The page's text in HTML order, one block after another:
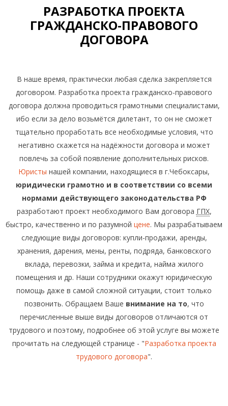
РАЗРАБОТКА ПРОЕКТА
ГРАЖДАНСКО-ПРАВОВОГО
ДОГОВОРА
В наше время, практически любая сделка закрепляется
договором. Разработка проекта гражданско-правового
договора должна проводиться грамотными специалистами,
ибо если за дело возьмётся дилетант, то он не сможет
тщательно проработать все необходимые условия, что
негативно скажется на надёжности договора и может
повлечь за собой появление дополнительных рисков.
Юристы нашей компании, находящиеся в г.Чебоксары,
юридически грамотно и в соответствии со всеми
нормами действующего законодательства РФ
разработают проект необходимого Вам договора ГПХ,
быстро, качественно и по разумной цене. Мы разрабатываем
следующие виды договоров: купли-продажи, аренды,
хранения, дарения, мены, ренты, подряда, банковского
вклада, перевозки, займа и кредита, найма жилого
помещения и др. Наши сотрудники окажут юридическую
помощь даже в самой сложной ситуации, стоит только
позвонить. Обращаем Ваше внимание на то, что
перечисленные выше виды договоров отличаются от
трудового и поэтому, подробнее об этой услуге вы можете
прочитать на следующей странице - "Разработка проекта
трудового договора".